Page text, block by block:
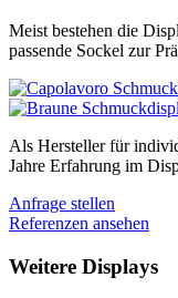
Meist bestehen die
passende Sockel zur
Als Hersteller für
Jahre Erfahrung im
Anfrage stellen
Referenzen ansehen
Weitere Displays